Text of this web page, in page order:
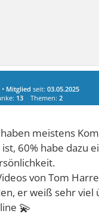
• Mitglied seit:03.05.2025
13 Themen:2
meistens
60% habe dazu
von Tom
er weiß sehr viel
💫